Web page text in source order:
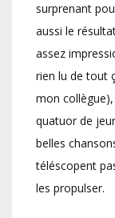
surprenant
aussi le
assez
rien lu de tout
mon collègue),
quatuor de
belles
téléscopent
les propulser.